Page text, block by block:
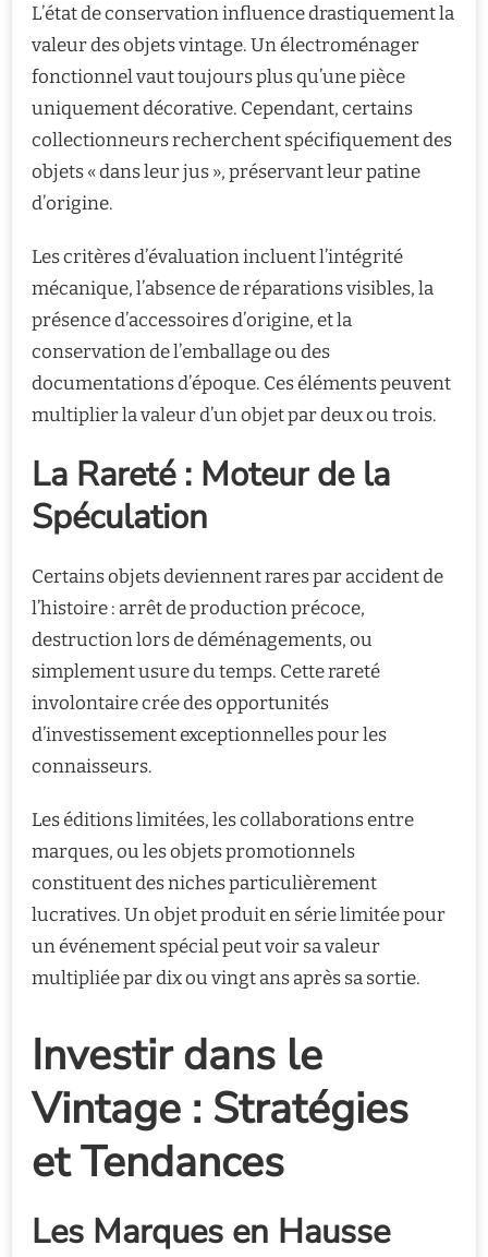
L’état de conservation influence drastiquement la
valeur des objets vintage. Un électroménager
fonctionnel vaut toujours plus qu’une pièce
uniquement décorative. Cependant, certains
collectionneurs recherchent spécifiquement des
objets « dans leur jus », préservant leur patine
d’origine.
Les critères d’évaluation incluent l’intégrité
mécanique, l’absence de réparations visibles, la
présence d’accessoires d’origine, et la
conservation de l’emballage ou des
documentations d’époque. Ces éléments peuvent
multiplier la valeur d’un objet par deux ou trois.
La Rareté : Moteur de la
Spéculation
Certains objets deviennent rares par accident de
l’histoire : arrêt de production précoce,
destruction lors de déménagements, ou
simplement usure du temps. Cette rareté
involontaire crée des opportunités
d’investissement exceptionnelles pour les
connaisseurs.
Les éditions limitées, les collaborations entre
marques, ou les objets promotionnels
constituent des niches particulièrement
lucratives. Un objet produit en série limitée pour
un événement spécial peut voir sa valeur
multipliée par dix ou vingt ans après sa sortie.
Investir dans le
Vintage : Stratégies
et Tendances
Les Marques en Hausse